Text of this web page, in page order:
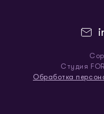
Студия
Обработка